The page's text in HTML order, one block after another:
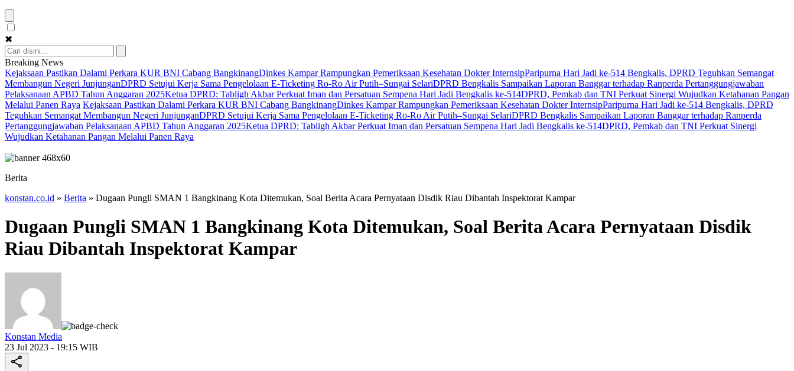
✖
Breaking News
Kejaksaan Pastikan Dalami Perkara KUR BNI Cabang BangkinangDinkes Kampar Rampungkan Pemeriksaan Kesehatan Dokter InternsipParipurna Hari Jadi ke-514 Bengkalis, DPRD Teguhkan Semangat
Membangun Negeri JunjunganDPRD Setujui Kerja Sama Pengelolaan E-Ticketing Ro-Ro Air Putih–Sungai SelariDPRD Bengkalis Sampaikan Laporan Banggar terhadap Ranperda Pertanggungjawaban
Pelaksanaan APBD Tahun Anggaran 2025Ketua DPRD: Tabligh Akbar Perkuat Iman dan Persatuan Sempena Hari Jadi Bengkalis ke-514DPRD, Pemkab dan TNI Perkuat Sinergi Wujudkan Ketahanan Pangan
Melalui Panen Raya Kejaksaan Pastikan Dalami Perkara KUR BNI Cabang BangkinangDinkes Kampar Rampungkan Pemeriksaan Kesehatan Dokter InternsipParipurna Hari Jadi ke-514 Bengkalis, DPRD
Teguhkan Semangat Membangun Negeri JunjunganDPRD Setujui Kerja Sama Pengelolaan E-Ticketing Ro-Ro Air Putih–Sungai SelariDPRD Bengkalis Sampaikan Laporan Banggar terhadap Ranperda
Pertanggungjawaban Pelaksanaan APBD Tahun Anggaran 2025Ketua DPRD: Tabligh Akbar Perkuat Iman dan Persatuan Sempena Hari Jadi Bengkalis ke-514DPRD, Pemkab dan TNI Perkuat Sinergi
Wujudkan Ketahanan Pangan Melalui Panen Raya
Berita
konstan.co.id » Berita » Dugaan Pungli SMAN 1 Bangkinang Kota Ditemukan, Soal Berita Acara Pernyataan Disdik Riau Dibantah Inspektorat Kampar
Dugaan Pungli SMAN 1 Bangkinang Kota Ditemukan, Soal Berita Acara Pernyataan Disdik
Riau Dibantah Inspektorat Kampar
Konstan Media
23 Jul 2023 - 19:15 WIB